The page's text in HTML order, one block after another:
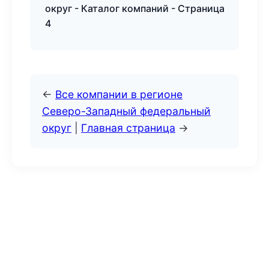
округ - Каталог компаний - Страница
4
← Все компании в регионе
Северо-Западный федеральный
округ
Главная страница →